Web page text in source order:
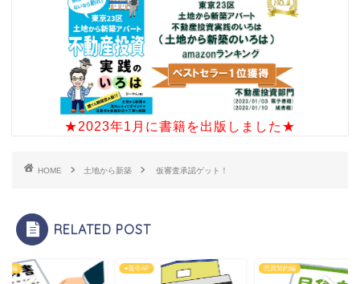
★2023年1月に書籍を出版しました★
HOME 土地から新築 仮審査承認ゲット！
RELATED POST
約編 ●蓮寺AP 売買契約編